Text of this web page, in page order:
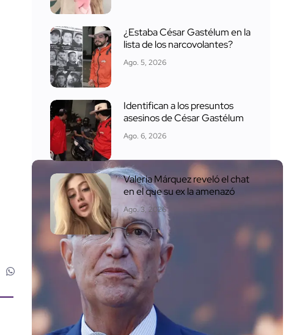
¿Estaba César Gastélum en la
lista de los narcovolantes?
Ago. 5, 2026
Identifican a los presuntos
asesinos de César Gastélum
Ago. 6, 2026
Valeria Márquez reveló el chat
en el que su ex la amenazó
Ago. 3, 2026